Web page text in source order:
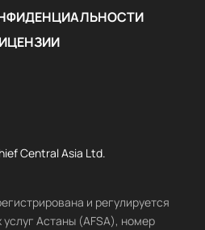
Central Asia Ltd.
и регулируется
Астаны (AFSA), номер